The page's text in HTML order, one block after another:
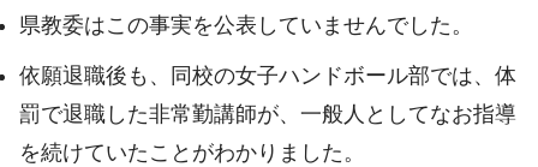
県教委はこの事実を公表していませんでした。
依願退職後も、同校の女子ハンドボール部では、体
罰で退職した非常勤講師が、一般人としてなお指導
を続けていたことがわかりました。